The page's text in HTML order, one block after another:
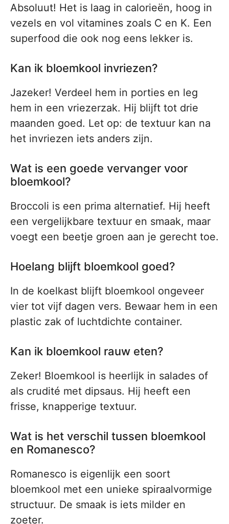
Absoluut! Het is laag in calorieën, hoog in
vezels en vol vitamines zoals C en K. Een
superfood die ook nog eens lekker is.
Kan ik bloemkool invriezen?
Jazeker! Verdeel hem in porties en leg
hem in een vriezerzak. Hij blijft tot drie
maanden goed. Let op: de textuur kan na
het invriezen iets anders zijn.
Wat is een goede vervanger voor
bloemkool?
Broccoli is een prima alternatief. Hij heeft
een vergelijkbare textuur en smaak, maar
voegt een beetje groen aan je gerecht toe.
Hoelang blijft bloemkool goed?
In de koelkast blijft bloemkool ongeveer
vier tot vijf dagen vers. Bewaar hem in een
plastic zak of luchtdichte container.
Kan ik bloemkool rauw eten?
Zeker! Bloemkool is heerlijk in salades of
als crudité met dipsaus. Hij heeft een
frisse, knapperige textuur.
Wat is het verschil tussen bloemkool
en Romanesco?
Romanesco is eigenlijk een soort
bloemkool met een unieke spiraalvormige
structuur. De smaak is iets milder en
zoeter.